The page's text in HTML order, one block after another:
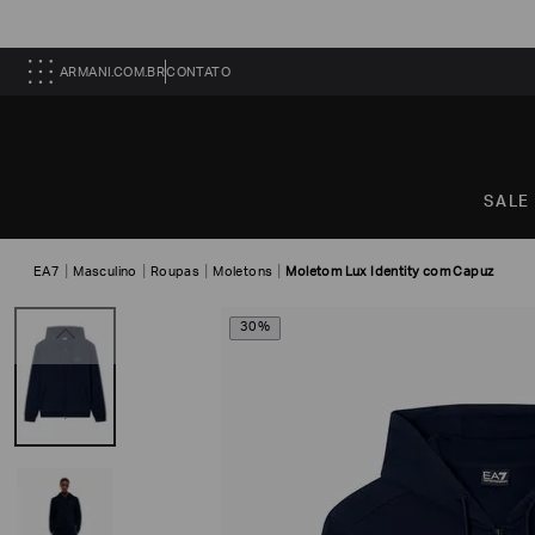
ARMANI.COM.BRCONTATO
SALE
EA7 Masculino Roupas Moletons Moletom Lux Identity com Capuz
30%